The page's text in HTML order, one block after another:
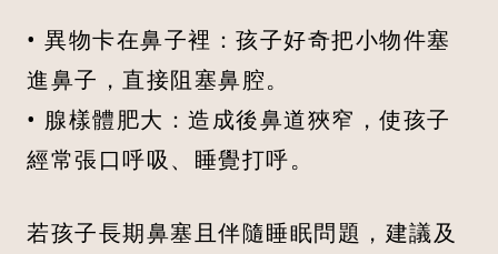
• 異物卡在鼻子裡：孩子好奇把小物件塞
進鼻子，直接阻塞鼻腔。
• 腺樣體肥大：造成後鼻道狹窄，使孩子
經常張口呼吸、睡覺打呼。
若孩子長期鼻塞且伴隨睡眠問題，建議及